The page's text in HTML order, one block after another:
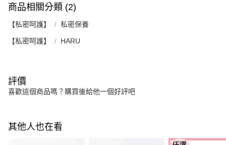
商品相關分類 (2)
【私密呵護】 私密保養
【私密呵護】 HARU
評價
喜歡這個商品嗎？購買後給他一個好評吧
其他人也在看